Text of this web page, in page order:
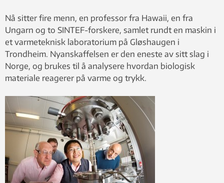
Nå sitter fire menn, en professor fra Hawaii, en fra
Ungarn og to SINTEF-forskere, samlet rundt en maskin i
et varmeteknisk laboratorium på Gløshaugen i
Trondheim. Nyanskaffelsen er den eneste av sitt slag i
Norge, og brukes til å analysere hvordan biologisk
materiale reagerer på varme og trykk.